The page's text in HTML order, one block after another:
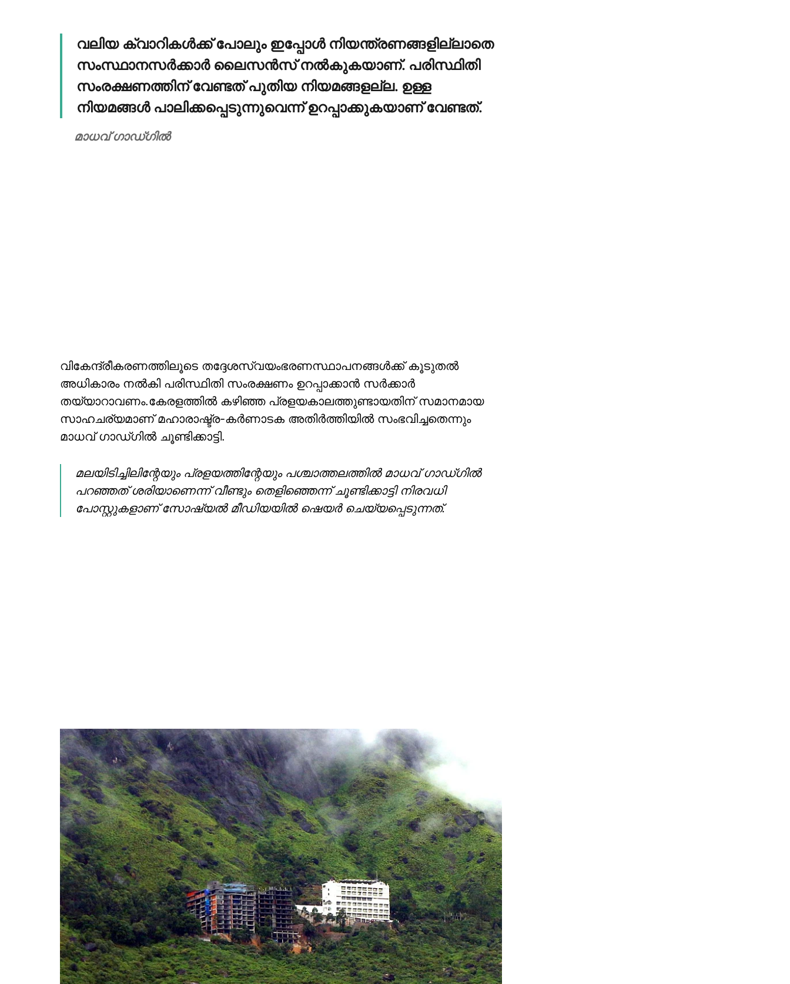
വലിയ ക്വാറികള്‍ക്ക് പോലും ഇപ്പോള്‍ നിയന്ത്രണങ്ങളില്ലാതെ
സംസ്ഥാനസര്‍ക്കാര്‍ ലൈസന്‍സ് നല്‍കുകയാണ്. പരിസ്ഥിതി
സംരക്ഷണത്തിന് വേണ്ടത് പുതിയ നിയമങ്ങളല്ല. ഉള്ള
നിയമങ്ങള്‍ പാലിക്കപ്പെടുന്നുവെന്ന് ഉറപ്പാക്കുകയാണ് വേണ്ടത്.
മാധവ് ഗാഡ്ഗില്‍
വികേന്ദ്രീകരണത്തിലൂടെ തദ്ദേശസ്വയംഭരണസ്ഥാപനങ്ങള്‍ക്ക് കൂടുതല്‍
അധികാരം നല്‍കി പരിസ്ഥിതി സംരക്ഷണം ഉറപ്പാക്കാന്‍ സര്‍ക്കാര്‍
തയ്യാറാവണം.കേരളത്തില്‍ കഴിഞ്ഞ പ്രളയകാലത്തുണ്ടായതിന് സമാനമായ
സാഹചര്യമാണ് മഹാരാഷ്ട്ര-കര്‍ണാടക അതിര്‍ത്തിയില്‍ സംഭവിച്ചതെന്നും
മാധവ് ഗാഡ്ഗില്‍ ചൂണ്ടിക്കാട്ടി.
മലയിടിച്ചിലിന്റേയും പ്രളയത്തിന്റേയും പശ്ചാത്തലത്തില്‍ മാധവ് ഗാഡ്ഗില്‍
പറഞ്ഞത് ശരിയാണെന്ന് വീണ്ടും തെളിഞ്ഞെന്ന് ചൂണ്ടിക്കാട്ടി നിരവധി
പോസ്റ്റുകളാണ് സോഷ്യല്‍ മീഡിയയില്‍ ഷെയര്‍ ചെയ്യപ്പെടുന്നത്.